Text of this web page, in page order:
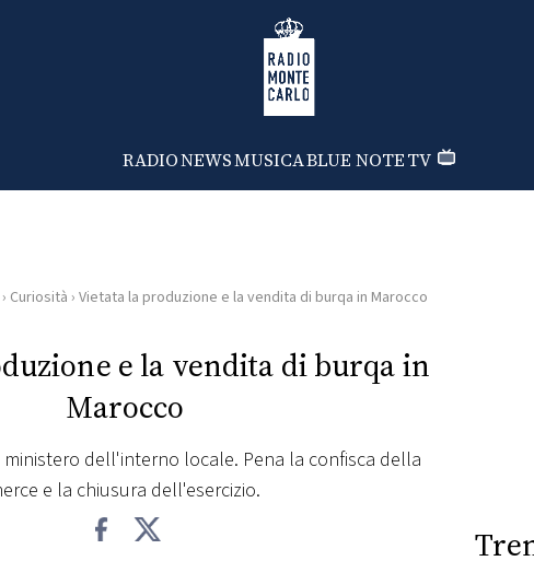
Radio Monte Carlo
RADIONEWSMUSICABLUE NOTETV
› Curiosità › Vietata la produzione e la vendita di burqa in Marocco
e la vendita di burqa in
Marocco
ministero dell'interno locale. Pena la confisca della
e la chiusura dell'esercizio.